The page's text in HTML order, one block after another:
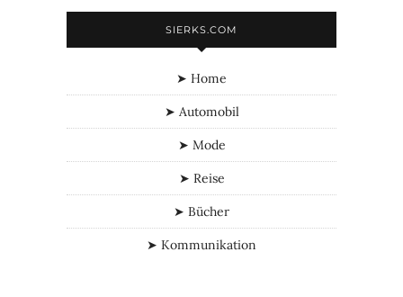
SIERKS.COM
➤ Home
➤ Automobil
➤ Mode
➤ Reise
➤ Bücher
➤ Kommunikation